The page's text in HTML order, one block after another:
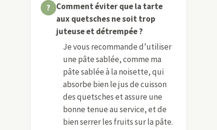
Comment éviter que la tarte
aux quetsches ne soit trop
juteuse et détrempée ?
Je vous recommande d’utiliser
une pâte sablée, comme ma
pâte sablée à la noisette, qui
absorbe bien le jus de cuisson
des quetsches et assure une
bonne tenue au service, et de
bien serrer les fruits sur la pâte.